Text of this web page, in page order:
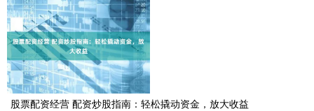
股票配资经营 配资炒股指南：轻松撬动资金，放大收益